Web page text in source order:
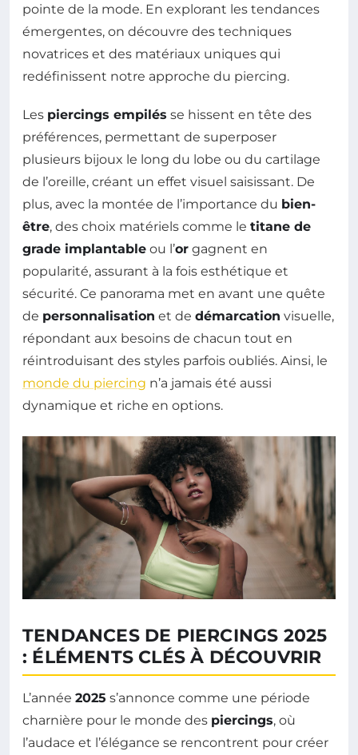
pointe de la mode. En explorant les tendances
émergentes, on découvre des techniques
novatrices et des matériaux uniques qui
redéfinissent notre approche du piercing.
Les piercings empilés se hissent en tête des
préférences, permettant de superposer
plusieurs bijoux le long du lobe ou du cartilage
de l’oreille, créant un effet visuel saisissant. De
plus, avec la montée de l’importance du bien-
être, des choix matériels comme le titane de
grade implantable ou l’or gagnent en
popularité, assurant à la fois esthétique et
sécurité. Ce panorama met en avant une quête
de personnalisation et de démarcation visuelle,
répondant aux besoins de chacun tout en
réintroduisant des styles parfois oubliés. Ainsi, le
monde du piercing n’a jamais été aussi
dynamique et riche en options.
TENDANCES DE PIERCINGS 2025
: ÉLÉMENTS CLÉS À DÉCOUVRIR
L’année 2025 s’annonce comme une période
charnière pour le monde des piercings, où
l’audace et l’élégance se rencontrent pour créer